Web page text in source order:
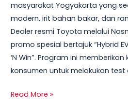
masyarakat Yogyakarta yang
modern, irit bahan bakar, dan
Dealer resmi Toyota melalui
promo spesial bertajuk “Hybrid
‘N Win”. Program ini
konsumen untuk melakukan test
Test
Drive
Sekarang
&
Bawa
Pulang
TV
Read More »